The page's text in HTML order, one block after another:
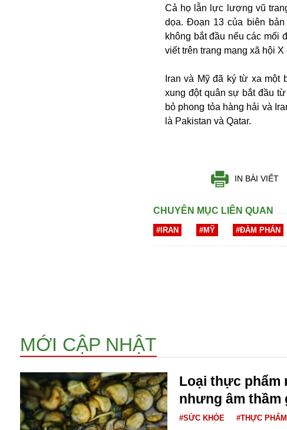
Bóng đá
Bill Gates
Bí ẩn
Bitcoin
Bamboo Airways
Báo Nga có gì?
Cả họ lẫn lực lượng vũ
dọa. Đoạn 13 của biên
không bắt đầu nếu các mối
viết trên trang mạng xã hội X
Iran và Mỹ đã ký từ xa một
xung đột quân sự bắt đầu
bỏ phong tỏa hàng hải và
là Pakistan và Qatar.
IN BÀI VIẾT
CHUYÊN MỤC LIÊN QUAN
#IRAN #MỸ #ĐÀM PHÁN
MỚI CẬP NHẬT
Loại thực phẩm
nhưng âm thầm
#SỨC KHỎE #THỰC PHẨM